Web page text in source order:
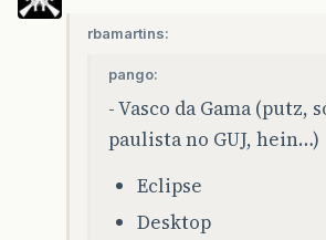
rbamartins:
pango:
- Vasco da Gama (putz,
paulista no GUJ, hein…)
Eclipse
Desktop